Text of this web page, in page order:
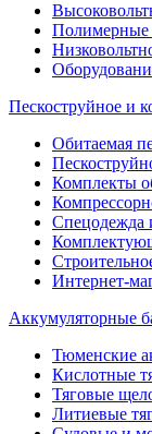
Полимерные
Пескоструйное и
Обитаемая
Комплекты
Интернет-
Аккумуляторные
Тюменские
Кислотные
Тяговые
Литиевые